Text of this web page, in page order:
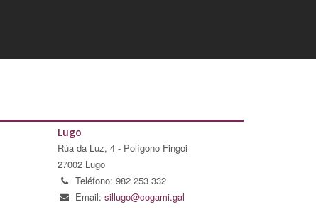
Lugo
Rúa da Luz, 4 - Polígono Fingoi
27002 Lugo
Teléfono: 982 253 332
Email: sillugo@cogami.gal